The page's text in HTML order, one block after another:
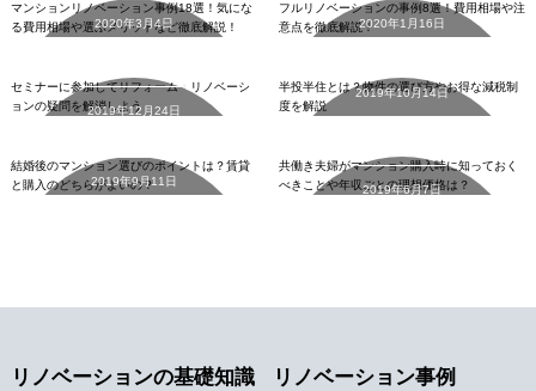
2020年3月4日
マンションリノベーション事例18選！気にな
る費用相場や選ぶメリットなど徹底解説！
2020年1月16日
フルリノベーションの事例8選！費用相場や注
意点を徹底解説！
セミナーに参加してリフォ
2019年12月24日
セミナーに参加してリフォーム・リノベーシ
ョンの疑問を解消しよう
2019年10月14日
半投半住とは？物件の選び方やお得な減税制
度を解説
結婚後のマンション選びの
2019年9月11日
結婚後のマンション選びのポイントは？賃貸
と購入のどちらがよいの？
共働き夫婦がマンション購
2019年6月7日
共働き夫婦がマンション購入時に知っておく
べきことや年収ごとの理想価格は？
リノベーションの基礎知識 リノベーション事例